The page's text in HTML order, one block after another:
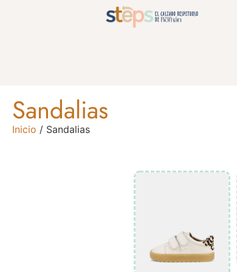
Sandalias
Inicio / Sandalias